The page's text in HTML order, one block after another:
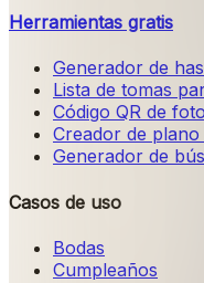
Herramientas gratis
Generador de
Lista de tomas
Código QR de
Creador de plano
Generador de
Casos de uso
Bodas
Cumpleaños